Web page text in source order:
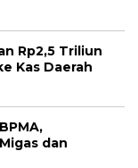
Rp2,5 Triliun
Kas Daerah
dan